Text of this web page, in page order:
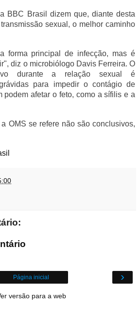
BBC Brasil dizem que, diante desta
sexual, o melhor caminho
forma principal de infecção, mas é
diz o microbiólogo Davis Ferreira. O
durante a relação sexual é
para impedir o contágio de
podem afetar o feto, como a sífilis e a
OMS se refere não são conclusivos,
›
Página inicial
versão para a web